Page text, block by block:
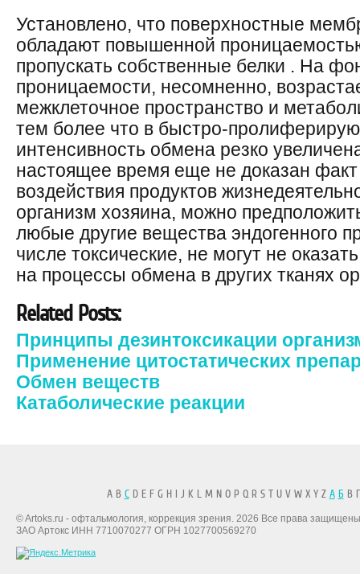
Установлено, что поверхностные
обладают повышенной
пропускать собственные белки . На
проницаемости, несомненно,
межклеточное пространство и
тем более что в быстро-
интенсивность обмена резко
настоящее время еще не доказан факт
воздействия продуктов
организм хозяина, можно
любые другие вещества эндогенного
числе токсические, не могут не
на процессы обмена в других тканях
Related Posts:
Принципы дезинтоксикации
Применение цитостатических
Обмен веществ
Катаболические реакции
A B CD E F G H I J K L M N O P Q R S T U V W X Y Z А БВ
© Artoks.ru - офтальмология, коррекция зрения. 2026 Все права
ЗАО Артокс ИНН 7710070277 ОГРН 1027700569270